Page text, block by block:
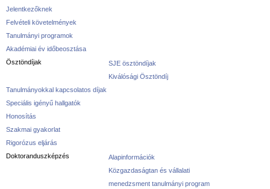
Jelentkezőknek
Felvételi követelmények
Tanulmányi programok
Akadémiai év időbeosztása
Ösztöndíjak
SJE ösztöndíjak
Kiválósági Ösztöndíj
Tanulmányokkal kapcsolatos díjak
Speciális igényű hallgatók
Honosítás
Szakmai gyakorlat
Rigorózus eljárás
Doktoranduszképzés
Alapinformációk
Közgazdaságtan és vállalati
menedzsment tanulmányi program